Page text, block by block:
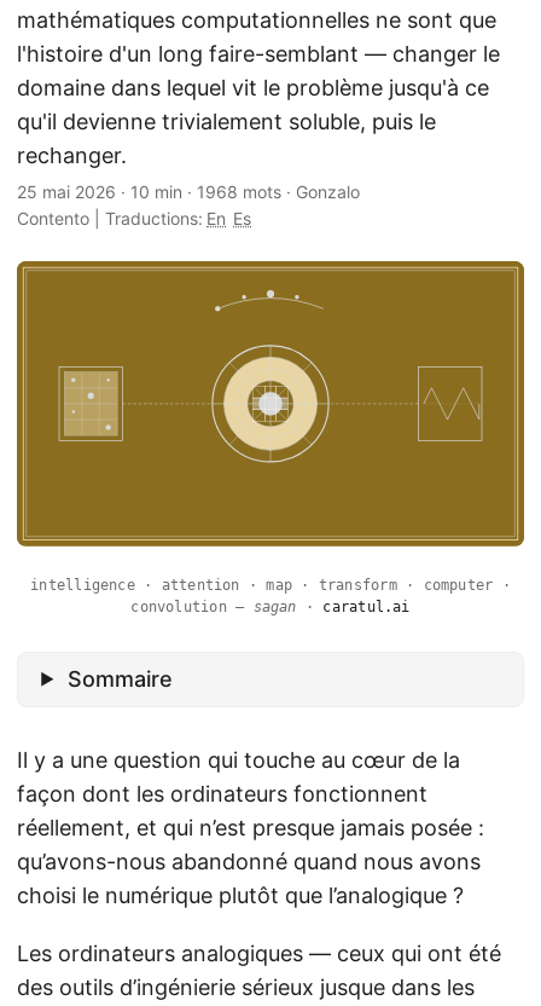
mathématiques computationnelles ne sont que
l'histoire d'un long faire-semblant — changer le
domaine dans lequel vit le problème jusqu'à ce
qu'il devienne trivialement soluble, puis le
rechanger.
25 mai 2026 · 10 min · 1968 mots · Gonzalo
Contento
Traductions: En Es
intelligence · attention · map · transform · computer ·
convolution — sagan · caratul.ai
Sommaire
Il y a une question qui touche au cœur de la
façon dont les ordinateurs fonctionnent
réellement, et qui n’est presque jamais posée :
qu’avons-nous abandonné quand nous avons
choisi le numérique plutôt que l’analogique ?
Les ordinateurs analogiques — ceux qui ont été
des outils d’ingénierie sérieux jusque dans les